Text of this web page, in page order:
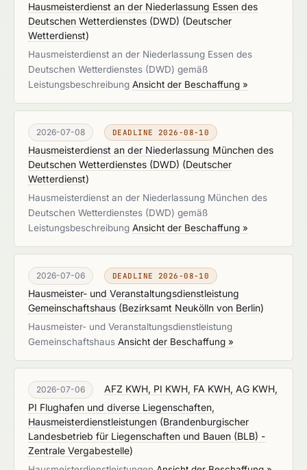
Hausmeisterdienst an der Niederlassung Essen des
Deutschen Wetterdienstes (DWD) (Deutscher
Wetterdienst)
Hausmeisterdienst an der Niederlassung Essen des
Deutschen Wetterdienstes (DWD) gemäß
Leistungsbeschreibung Ansicht der Beschaffung »
2026-07-08 DEADLINE 2026-08-10
Hausmeisterdienst an der Niederlassung München des
Deutschen Wetterdienstes (DWD) (Deutscher
Wetterdienst)
Hausmeisterdienst an der Niederlassung München des
Deutschen Wetterdienstes (DWD) gemäß
Leistungsbeschreibung Ansicht der Beschaffung »
2026-07-06 DEADLINE 2026-08-10
Hausmeister- und Veranstaltungsdienstleistung
Gemeinschaftshaus (Bezirksamt Neukölln von Berlin)
Hausmeister- und Veranstaltungsdienstleistung
Gemeinschaftshaus Ansicht der Beschaffung »
2026-07-06
AFZ KWH, PI KWH, FA KWH, AG KWH,
PI Flughafen und diverse Liegenschaften,
Hausmeisterdienstleistungen (Brandenburgischer
Landesbetrieb für Liegenschaften und Bauen (BLB) -
Zentrale Vergabestelle)